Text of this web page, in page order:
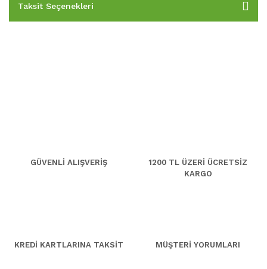
Taksit Seçenekleri
GÜVENLİ ALIŞVERİŞ
1200 TL ÜZERİ ÜCRETSİZ
KARGO
KREDİ KARTLARINA TAKSİT MÜŞTERİ YORUMLARI